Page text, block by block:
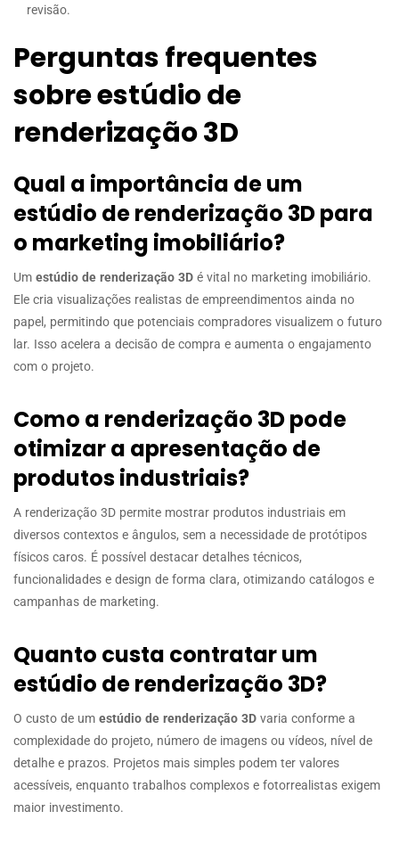
revisão.
Perguntas frequentes
sobre estúdio de
renderização 3D
Qual a importância de um
estúdio de renderização 3D para
o marketing imobiliário?
Um estúdio de renderização 3D é vital no marketing imobiliário.
Ele cria visualizações realistas de empreendimentos ainda no
papel, permitindo que potenciais compradores visualizem o futuro
lar. Isso acelera a decisão de compra e aumenta o engajamento
com o projeto.
Como a renderização 3D pode
otimizar a apresentação de
produtos industriais?
A renderização 3D permite mostrar produtos industriais em
diversos contextos e ângulos, sem a necessidade de protótipos
físicos caros. É possível destacar detalhes técnicos,
funcionalidades e design de forma clara, otimizando catálogos e
campanhas de marketing.
Quanto custa contratar um
estúdio de renderização 3D?
O custo de um estúdio de renderização 3D varia conforme a
complexidade do projeto, número de imagens ou vídeos, nível de
detalhe e prazos. Projetos mais simples podem ter valores
acessíveis, enquanto trabalhos complexos e fotorrealistas exigem
maior investimento.